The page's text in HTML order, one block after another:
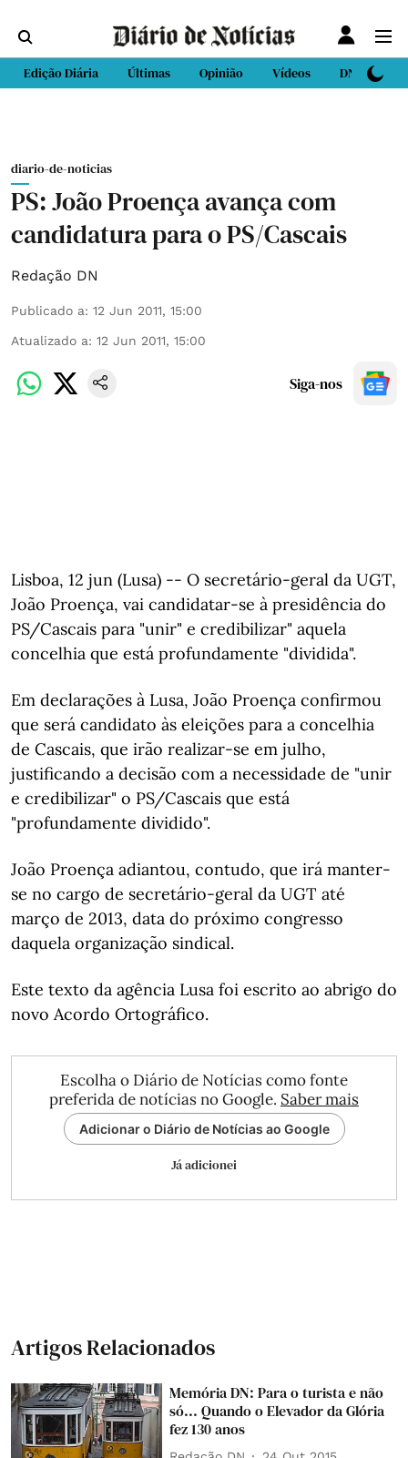
Edição Diária Últimas Opinião Vídeos DN Sport
diario-de-noticias
PS: João Proença avança com
candidatura para o PS/Cascais
Redação DN
Publicado a: 12 Jun 2011, 15:00
Atualizado a: 12 Jun 2011, 15:00
Siga-nos
Lisboa, 12 jun (Lusa) -- O secretário-geral da UGT,
João Proença, vai candidatar-se à presidência do
PS/Cascais para "unir" e credibilizar" aquela
concelhia que está profundamente "dividida".
Em declarações à Lusa, João Proença confirmou
que será candidato às eleições para a concelhia
de Cascais, que irão realizar-se em julho,
justificando a decisão com a necessidade de "unir
e credibilizar" o PS/Cascais que está
"profundamente dividido".
João Proença adiantou, contudo, que irá manter-
se no cargo de secretário-geral da UGT até
março de 2013, data do próximo congresso
daquela organização sindical.
Este texto da agência Lusa foi escrito ao abrigo do
novo Acordo Ortográfico.
Escolha o Diário de Notícias como fonte
preferida de notícias no Google. Saber mais
Adicionar o Diário de Notícias ao Google
Já adicionei
Artigos Relacionados
Memória DN: Para o turista e não
só... Quando o Elevador da Glória
fez 130 anos